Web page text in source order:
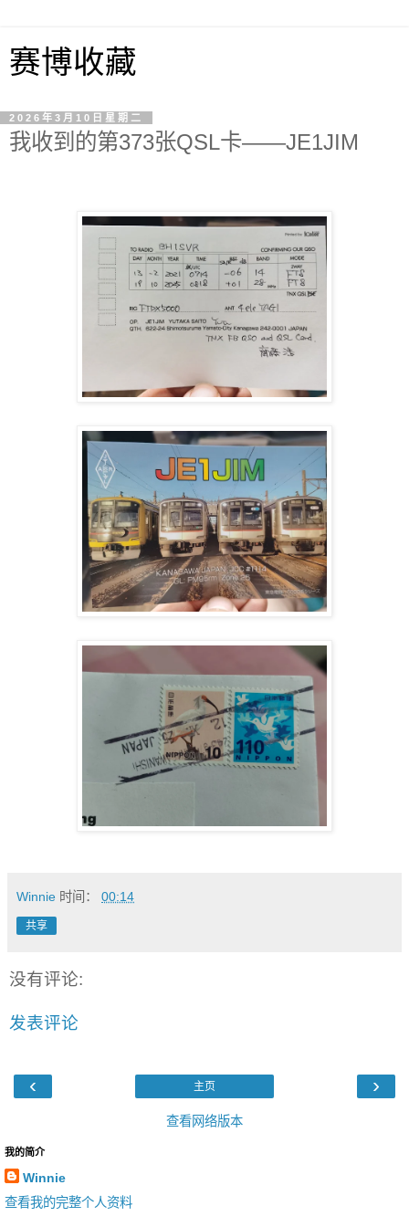
赛博收藏
2026年3月10日星期二
我收到的第373张QSL卡——JE1JIM
Winnie 时间： 00:14
共享
没有评论:
发表评论
‹ ›
主页
查看网络版本
我的简介
Winnie
查看我的完整个人资料